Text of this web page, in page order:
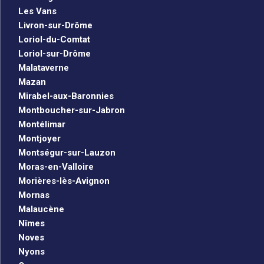
Les Vans
Livron-sur-Drôme
Loriol-du-Comtat
Loriol-sur-Drôme
Malataverne
Mazan
Mirabel-aux-Baronnies
Montboucher-sur-Jabron
Montélimar
Montjoyer
Montségur-sur-Lauzon
Moras-en-Valloire
Morières-lès-Avignon
Mornas
Malaucène
Nîmes
Noves
Nyons